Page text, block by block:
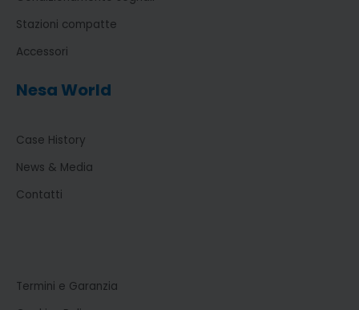
Stazioni compatte
Accessori
Nesa World
Case History
News & Media
Contatti
Termini e Garanzia